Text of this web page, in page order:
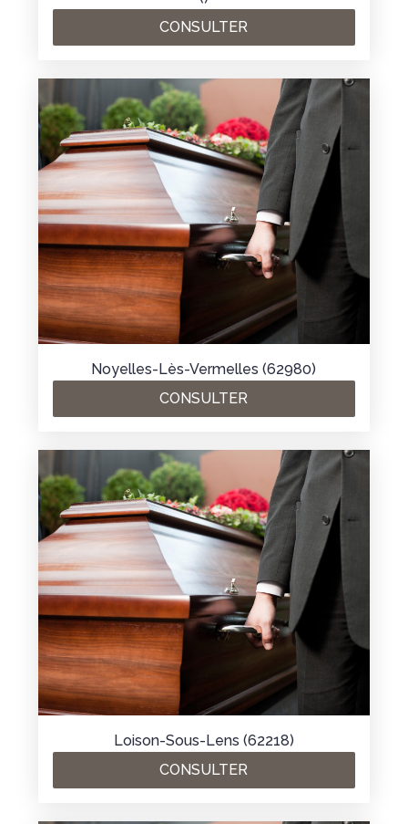
CONSULTER
Noyelles-Lès-Vermelles (62980)
CONSULTER
Loison-Sous-Lens (62218)
CONSULTER